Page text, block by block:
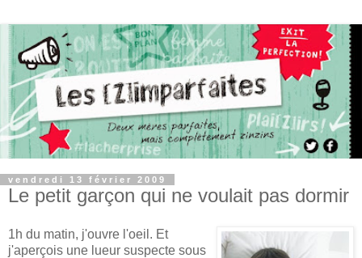
vendredi 13 février 2009
Le petit garçon qui ne voulait pas dormir
1h du matin, j'ouvre l'oeil. Et
j'aperçois une lueur suspecte sous